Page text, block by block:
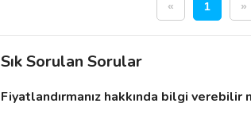
« 1 »
Sık Sorulan Sorular
Fiyatlandırmanız hakkında bilgi verebilir